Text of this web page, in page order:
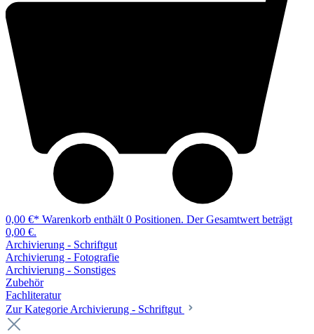
0,00 €* Warenkorb enthält 0 Positionen. Der Gesamtwert beträgt
0,00 €.
Archivierung - Schriftgut
Archivierung - Fotografie
Archivierung - Sonstiges
Zubehör
Fachliteratur
Zur Kategorie Archivierung - Schriftgut